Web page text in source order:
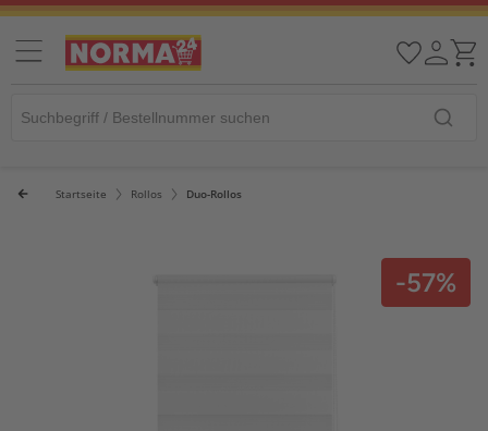
Startseite Rollos Duo-Rollos
-57%